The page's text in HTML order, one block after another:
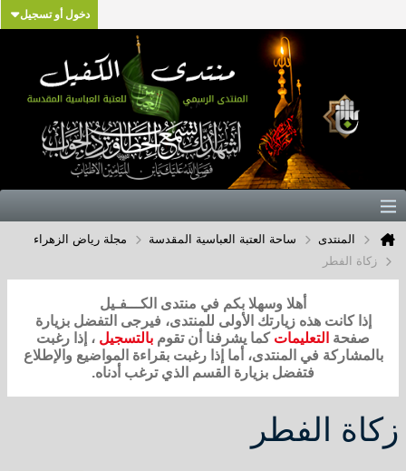
دخول أو تسجيل
المنتدى ساحة العتبة العباسية المقدسة
مجلة رياض الزهراء
زكاة الفطر
أهلا وسهلا بكم في منتدى الكـــفـيل
إذا كانت هذه زيارتك الأولى للمنتدى، فيرجى التفضل بزيارة
صفحة التعليمات كما يشرفنا أن تقوم بالتسجيل ، إذا رغبت
بالمشاركة في المنتدى، أما إذا رغبت بقراءة المواضيع والإطلاع
فتفضل بزيارة القسم الذي ترغب أدناه.
زكاة الفطر